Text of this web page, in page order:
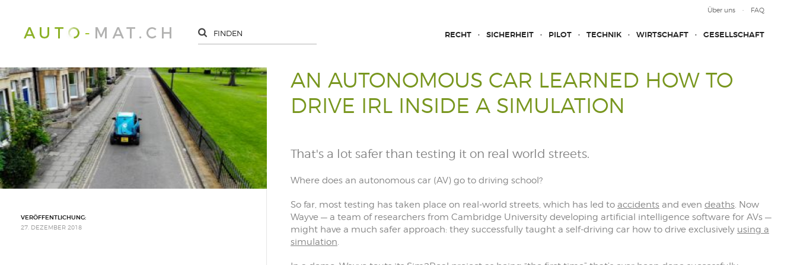
Über uns FAQ
RECHT SICHERHEIT PILOT TECHNIK WIRTSCHAFT GESELLSCHAFT
AN AUTONOMOUS CAR LEARNED HOW TO
DRIVE IRL INSIDE A SIMULATION
That's a lot safer than testing it on real world streets.
Where does an autonomous car (AV) go to driving school?
So far, most testing has taken place on real-world streets, which has led to accidentsand even deaths. Now
Wayve — a team of researchers from Cambridge University developing artificial intelligence software for AVs —
might have a much safer approach: they successfully taught a self-driving car how to drive exclusively using a
simulation.
VERÖFFENTLICHUNG:
27. DEZEMBER 2018